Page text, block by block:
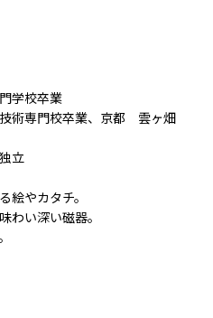
学校卒業
術専門校卒業、京都 雲ヶ畑
立
絵やカタチ。
わい深い磁器。